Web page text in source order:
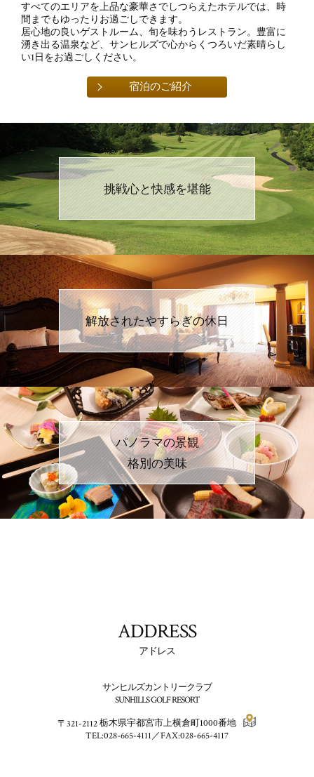
すべてのエリアを上品な豪華さでしつらえたホテルでは、時
間までもゆったりお過ごしできます。
居心地の良いゲストルーム、旬を味わうレストラン。豊富に
湧き出る温泉など、サンヒルズで心からくつろいだ素晴らし
い1日をお過ごしください。
宿泊のご紹介
挑戦心と快感を堪能
解放されたやすらぎの休日
パノラマの景観
格別の美味
ADDRESS
アドレス
サンヒルズカントリークラブ
SUNHILLS GOLF RESORT
〒321-2112栃木県宇都宮市上横倉町1000番地
TEL:028-665-4111／FAX:028-665-4117